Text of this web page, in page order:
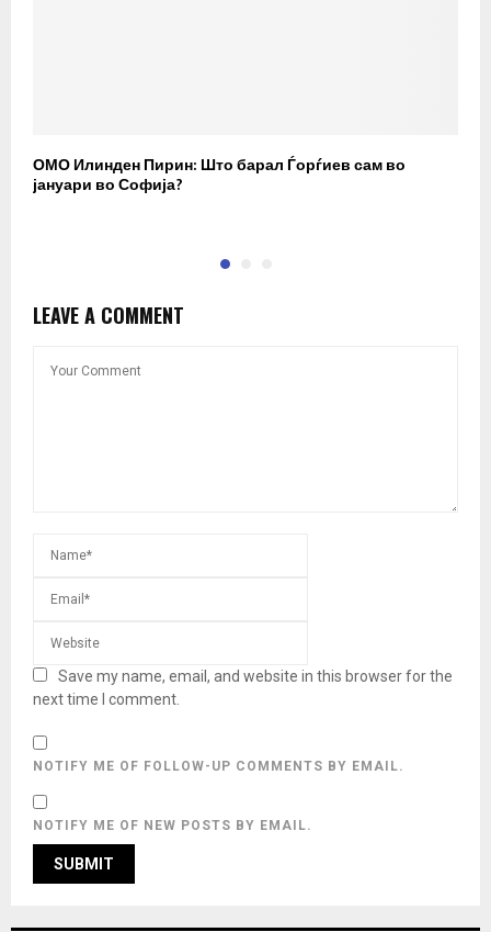
ОМО Илинден Пирин: Што барал Ѓорѓиев сам во
јануари во Софија?
LEAVE A COMMENT
Save my name, email, and website in this browser for the
next time I comment.
NOTIFY ME OF FOLLOW-UP COMMENTS BY EMAIL.
NOTIFY ME OF NEW POSTS BY EMAIL.